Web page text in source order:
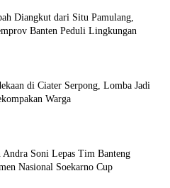
Diangkut dari Situ Pamulang,
Banten Peduli Lingkungan
di Ciater Serpong, Lomba Jadi
Warga
Andra Soni Lepas Tim Banteng
Nasional Soekarno Cup